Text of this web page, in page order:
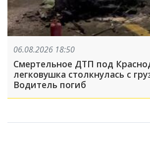
06.08.2026 18:50
Смертельное ДТП под
легковушка столкнулась с
Водитель погиб